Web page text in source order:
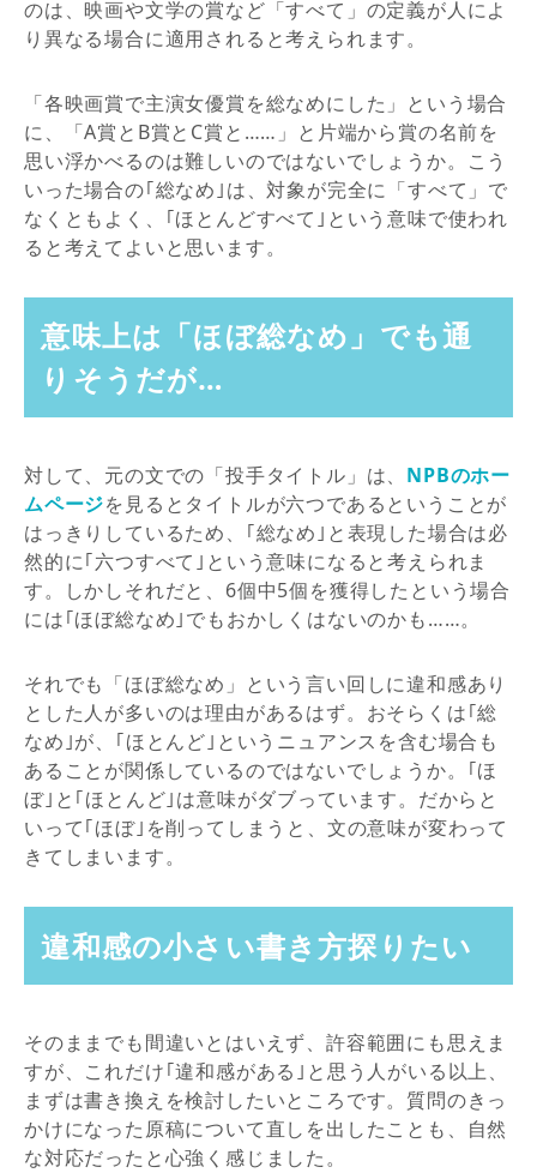
のは、映画や文学の賞など「すべて」の定義が人によ
り異なる場合に適用されると考えられます。
「各映画賞で主演女優賞を総なめにした」という場合
に、「A賞とB賞とC賞と……」と片端から賞の名前を
思い浮かべるのは難しいのではないでしょうか。こう
いった場合の｢総なめ｣は、対象が完全に「すべて」で
なくともよく、｢ほとんどすべて｣という意味で使われ
ると考えてよいと思います。
意味上は「ほぼ総なめ」でも通
りそうだが…
対して、元の文での「投手タイトル」は、 NPBのホー
ムページを見るとタイトルが六つであるということが
はっきりしているため、｢総なめ｣と表現した場合は必
然的に｢六つすべて｣という意味になると考えられま
す。しかしそれだと、6個中5個を獲得したという場合
には｢ほぼ総なめ｣でもおかしくはないのかも……。
それでも「ほぼ総なめ」という言い回しに違和感あり
とした人が多いのは理由があるはず。おそらくは｢総
なめ｣が、｢ほとんど｣というニュアンスを含む場合も
あることが関係しているのではないでしょうか。｢ほ
ぼ｣と｢ほとんど｣は意味がダブっています。だからと
いって｢ほぼ｣を削ってしまうと、文の意味が変わって
きてしまいます。
違和感の小さい書き方探りたい
そのままでも間違いとはいえず、許容範囲にも思えま
すが、これだけ｢違和感がある｣と思う人がいる以上、
まずは書き換えを検討したいところです。質問のきっ
かけになった原稿について直しを出したことも、自然
な対応だったと心強く感じました。